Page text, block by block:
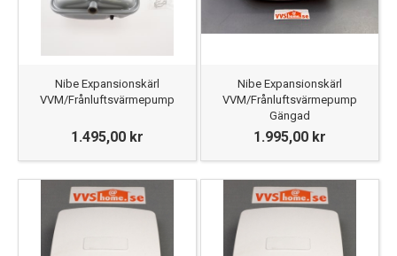
Nibe Expansionskärl
VVM/Frånluftsvärmepump
1.495,00 kr
Nibe Expansionskärl
VVM/Frånluftsvärmepump
Gängad
1.995,00 kr